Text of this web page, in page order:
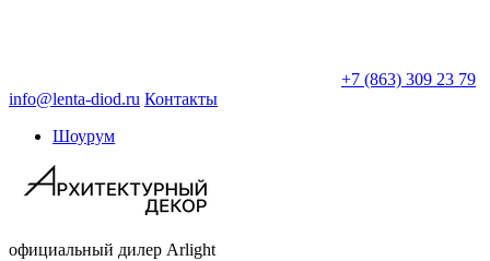
+7 (863) 309 23 79
info@lenta-diod.ru Контакты
Шоурум
официальный дилер Arlight